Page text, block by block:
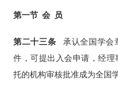
第一节 会 员
第二十三条 承认全国学会
件，可提出入会申请，经
托的机构审核批准成为全国